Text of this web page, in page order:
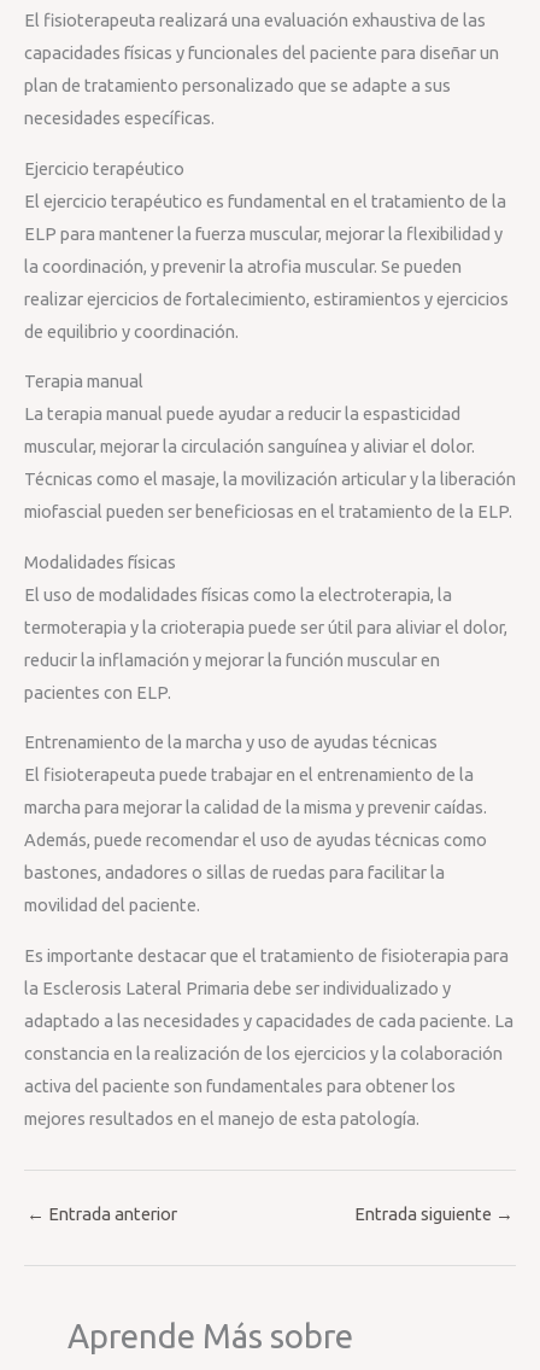
El fisioterapeuta realizará una evaluación exhaustiva de las
capacidades físicas y funcionales del paciente para diseñar un
plan de tratamiento personalizado que se adapte a sus
necesidades específicas.
Ejercicio terapéutico
El ejercicio terapéutico es fundamental en el tratamiento de la
ELP para mantener la fuerza muscular, mejorar la flexibilidad y
la coordinación, y prevenir la atrofia muscular. Se pueden
realizar ejercicios de fortalecimiento, estiramientos y ejercicios
de equilibrio y coordinación.
Terapia manual
La terapia manual puede ayudar a reducir la espasticidad
muscular, mejorar la circulación sanguínea y aliviar el dolor.
Técnicas como el masaje, la movilización articular y la liberación
miofascial pueden ser beneficiosas en el tratamiento de la ELP.
Modalidades físicas
El uso de modalidades físicas como la electroterapia, la
termoterapia y la crioterapia puede ser útil para aliviar el dolor,
reducir la inflamación y mejorar la función muscular en
pacientes con ELP.
Entrenamiento de la marcha y uso de ayudas técnicas
El fisioterapeuta puede trabajar en el entrenamiento de la
marcha para mejorar la calidad de la misma y prevenir caídas.
Además, puede recomendar el uso de ayudas técnicas como
bastones, andadores o sillas de ruedas para facilitar la
movilidad del paciente.
Es importante destacar que el tratamiento de fisioterapia para
la Esclerosis Lateral Primaria debe ser individualizado y
adaptado a las necesidades y capacidades de cada paciente. La
constancia en la realización de los ejercicios y la colaboración
activa del paciente son fundamentales para obtener los
mejores resultados en el manejo de esta patología.
← Entrada anterior Entrada siguiente →
Aprende Más sobre